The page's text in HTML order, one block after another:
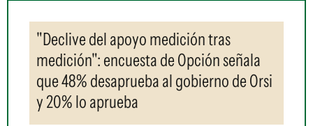
"Declive del apoyo medición tras
medición": encuesta de Opción señala
que 48% desaprueba al gobierno de Orsi
y 20% lo aprueba